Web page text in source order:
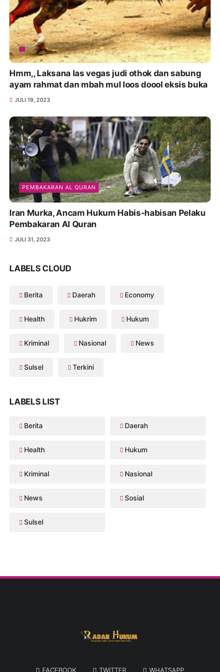
Hmm,, Laksana las vegas judi othok dan sabung
ayam rahmat dan mbah mul loos doool eksis buka
JULI 19, 2023
PEMBAKARAN AL QURAN
Iran Murka, Ancam Hukum Habis-habisan Pelaku
Pembakaran Al Quran
JULI 31, 2023
LABELS CLOUD
Berita Daerah Economy
Health Hukrim Hukum
Kriminal Nasional News
Sulsel Terkini
LABELS LIST
Berita Daerah
Health Hukum
Kriminal Nasional
News Sosial
Sulsel
FACEBOOK TWITTER WHATSAPP